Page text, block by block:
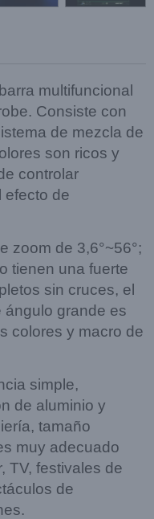
multifuncional
Consiste con
de mezcla de
son ricos y
controlar
efecto de
zoom de 3,6°~56°;
tienen una fuerte
sin cruces, el
ángulo grande es
colores y macro de
simple,
de aluminio y
tamaño
muy adecuado
TV, festivales de
de